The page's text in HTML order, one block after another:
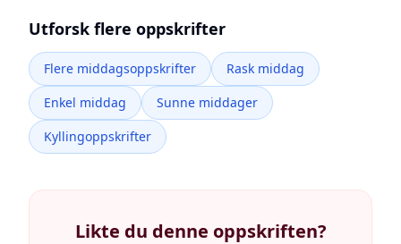
Utforsk flere oppskrifter
Flere middagsoppskrifter
Rask middag
Enkel middag
Sunne middager
Kyllingoppskrifter
Likte du denne oppskriften?